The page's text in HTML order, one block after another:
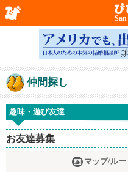
仲間探し
趣味・遊び友達
お友達募集
マップ/ルー